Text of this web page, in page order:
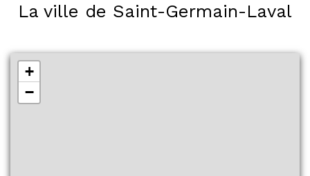
La ville de Saint-Germain-Laval
+
−